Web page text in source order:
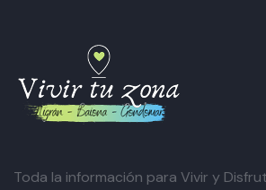
Toda la información para Vivir y